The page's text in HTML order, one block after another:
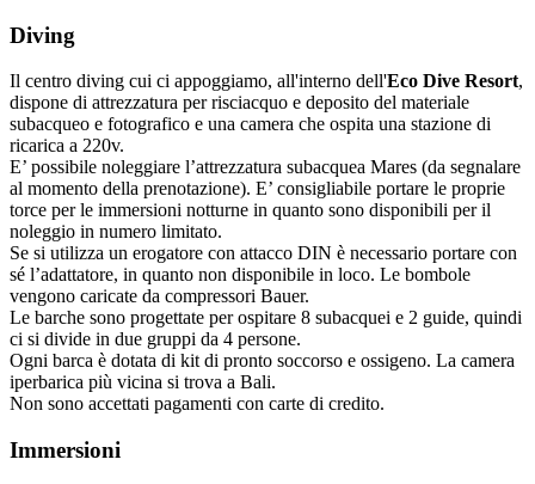
Diving
Il centro diving cui ci appoggiamo, all'interno dell'Eco Dive Resort,
dispone di attrezzatura per risciacquo e deposito del materiale
subacqueo e fotografico e una camera che ospita una stazione di
ricarica a 220v.
E’ possibile noleggiare l’attrezzatura subacquea Mares (da segnalare
al momento della prenotazione). E’ consigliabile portare le proprie
torce per le immersioni notturne in quanto sono disponibili per il
noleggio in numero limitato.
Se si utilizza un erogatore con attacco DIN è necessario portare con
sé l’adattatore, in quanto non disponibile in loco. Le bombole
vengono caricate da compressori Bauer.
Le barche sono progettate per ospitare 8 subacquei e 2 guide, quindi
ci si divide in due gruppi da 4 persone.
Ogni barca è dotata di kit di pronto soccorso e ossigeno. La camera
iperbarica più vicina si trova a Bali.
Non sono accettati pagamenti con carte di credito.
Immersioni